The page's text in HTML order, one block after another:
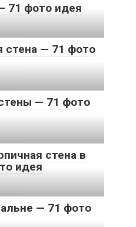
71 фото идея
стена — 71 фото
— 71 фото
стена в
идея
— 71 фото